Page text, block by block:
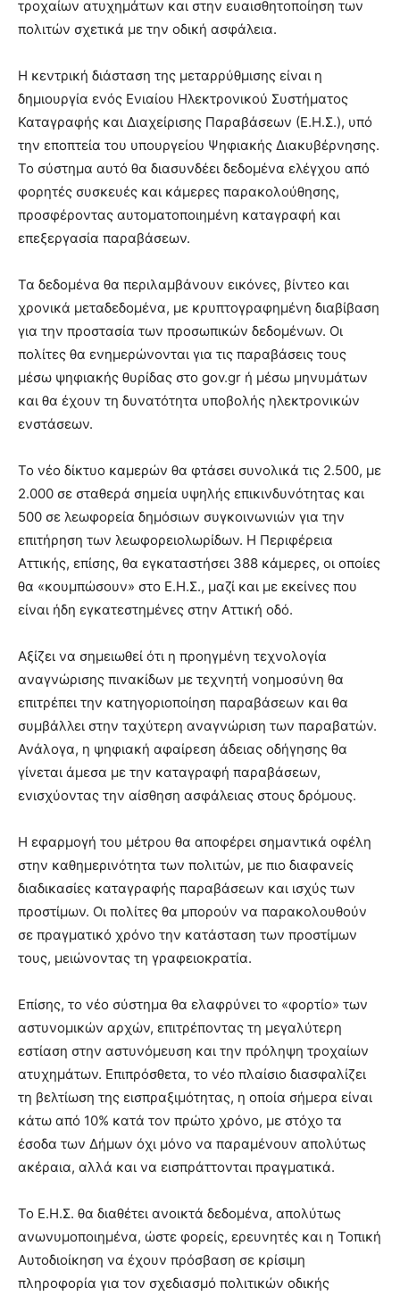
τροχαίων ατυχημάτων και στην ευαισθητοποίηση των
πολιτών σχετικά με την οδική ασφάλεια.
Η κεντρική διάσταση της μεταρρύθμισης είναι η
δημιουργία ενός Ενιαίου Ηλεκτρονικού Συστήματος
Καταγραφής και Διαχείρισης Παραβάσεων (Ε.Η.Σ.), υπό
την εποπτεία του υπουργείου Ψηφιακής Διακυβέρνησης.
Το σύστημα αυτό θα διασυνδέει δεδομένα ελέγχου από
φορητές συσκευές και κάμερες παρακολούθησης,
προσφέροντας αυτοματοποιημένη καταγραφή και
επεξεργασία παραβάσεων.
Τα δεδομένα θα περιλαμβάνουν εικόνες, βίντεο και
χρονικά μεταδεδομένα, με κρυπτογραφημένη διαβίβαση
για την προστασία των προσωπικών δεδομένων. Οι
πολίτες θα ενημερώνονται για τις παραβάσεις τους
μέσω ψηφιακής θυρίδας στο gov.gr ή μέσω μηνυμάτων
και θα έχουν τη δυνατότητα υποβολής ηλεκτρονικών
ενστάσεων.
Το νέο δίκτυο καμερών θα φτάσει συνολικά τις 2.500, με
2.000 σε σταθερά σημεία υψηλής επικινδυνότητας και
500 σε λεωφορεία δημόσιων συγκοινωνιών για την
επιτήρηση των λεωφορειολωρίδων. Η Περιφέρεια
Αττικής, επίσης, θα εγκαταστήσει 388 κάμερες, οι οποίες
θα «κουμπώσουν» στο Ε.Η.Σ., μαζί και με εκείνες που
είναι ήδη εγκατεστημένες στην Αττική οδό.
Αξίζει να σημειωθεί ότι η προηγμένη τεχνολογία
αναγνώρισης πινακίδων με τεχνητή νοημοσύνη θα
επιτρέπει την κατηγοριοποίηση παραβάσεων και θα
συμβάλλει στην ταχύτερη αναγνώριση των παραβατών.
Ανάλογα, η ψηφιακή αφαίρεση άδειας οδήγησης θα
γίνεται άμεσα με την καταγραφή παραβάσεων,
ενισχύοντας την αίσθηση ασφάλειας στους δρόμους.
Η εφαρμογή του μέτρου θα αποφέρει σημαντικά οφέλη
στην καθημερινότητα των πολιτών, με πιο διαφανείς
διαδικασίες καταγραφής παραβάσεων και ισχύς των
προστίμων. Οι πολίτες θα μπορούν να παρακολουθούν
σε πραγματικό χρόνο την κατάσταση των προστίμων
τους, μειώνοντας τη γραφειοκρατία.
Επίσης, το νέο σύστημα θα ελαφρύνει το «φορτίο» των
αστυνομικών αρχών, επιτρέποντας τη μεγαλύτερη
εστίαση στην αστυνόμευση και την πρόληψη τροχαίων
ατυχημάτων. Επιπρόσθετα, το νέο πλαίσιο διασφαλίζει
τη βελτίωση της εισπραξιμότητας, η οποία σήμερα είναι
κάτω από 10% κατά τον πρώτο χρόνο, με στόχο τα
έσοδα των Δήμων όχι μόνο να παραμένουν απολύτως
ακέραια, αλλά και να εισπράττονται πραγματικά.
Το Ε.Η.Σ. θα διαθέτει ανοικτά δεδομένα, απολύτως
ανωνυμοποιημένα, ώστε φορείς, ερευνητές και η Τοπική
Αυτοδιοίκηση να έχουν πρόσβαση σε κρίσιμη
πληροφορία για τον σχεδιασμό πολιτικών οδικής